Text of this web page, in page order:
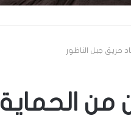
حوالي 100 عون من الحماية